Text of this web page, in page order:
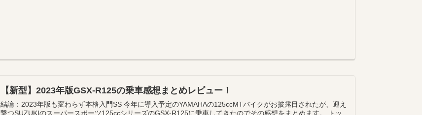
【新型】2023年版GSX-R125の乗車感想まとめレビュー！
結論：2023年版も変わらず本格入門SS 今年に導入予定のYAMAHAの125ccMTバイクがお披露目されたが、迎え
撃つSUZUKIのスーパースポーツ125ccシリーズのGSX-R125に乗車してきたのでその感想をまとめます。 トッ